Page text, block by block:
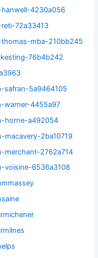
4230a056
72a33413
mba-210bb245
76b4b242
safran-5a9464105
warner-4455a97
horne-a492054
2ba10719
merchant-2762a714
voisine-6536a3108